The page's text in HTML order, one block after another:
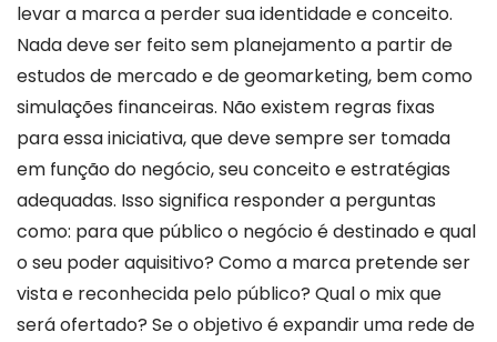
levar a marca a perder sua identidade e conceito.
Nada deve ser feito sem planejamento a partir de
estudos de mercado e de geomarketing, bem como
simulações financeiras. Não existem regras fixas
para essa iniciativa, que deve sempre ser tomada
em função do negócio, seu conceito e estratégias
adequadas. Isso significa responder a perguntas
como: para que público o negócio é destinado e qual
o seu poder aquisitivo? Como a marca pretende ser
vista e reconhecida pelo público? Qual o mix que
será ofertado? Se o objetivo é expandir uma rede de